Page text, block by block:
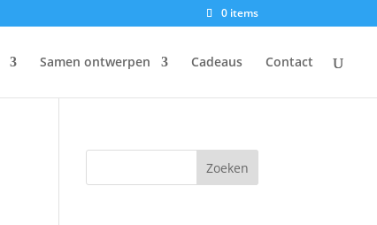
0 items
Samen ontwerpen Cadeaus Contact